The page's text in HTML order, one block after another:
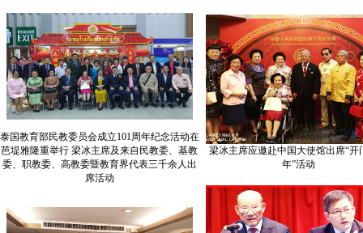
泰国教育部民教委员会成立101周年纪念活动在
芭堤雅隆重举行 梁冰主席及来自民教委、基教
委、职教委、高教委暨教育界代表三千余人出
席活动
梁冰主席应邀赴中国大使馆出席“开
年”活动